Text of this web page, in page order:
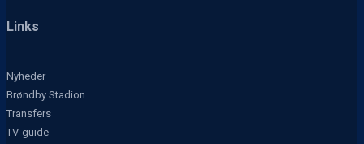
Links
Nyheder
Brøndby Stadion
Transfers
TV-guide